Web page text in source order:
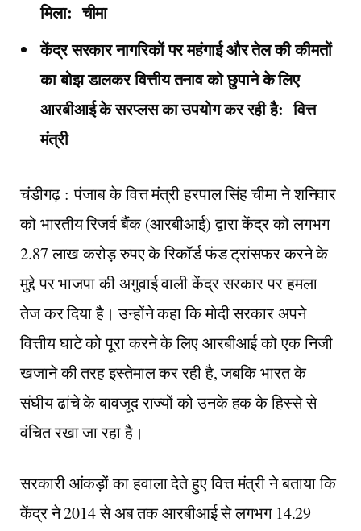
मिला: चीमा
केंद्र सरकार नागरिकों पर महंगाई और तेल की कीमतों
का बोझ डालकर वित्तीय तनाव को छुपाने के लिए
आरबीआई के सरप्लस का उपयोग कर रही है: वित्त
मंत्री
चंडीगढ़ : पंजाब के वित्त मंत्री हरपाल सिंह चीमा ने शनिवार
को भारतीय रिजर्व बैंक (आरबीआई) द्वारा केंद्र को लगभग
2.87 लाख करोड़ रुपए के रिकॉर्ड फंड ट्रांसफर करने के
मुद्दे पर भाजपा की अगुवाई वाली केंद्र सरकार पर हमला
तेज कर दिया है। उन्होंने कहा कि मोदी सरकार अपने
वित्तीय घाटे को पूरा करने के लिए आरबीआई को एक निजी
खजाने की तरह इस्तेमाल कर रही है, जबकि भारत के
संघीय ढांचे के बावजूद राज्यों को उनके हक के हिस्से से
वंचित रखा जा रहा है।
सरकारी आंकड़ों का हवाला देते हुए वित्त मंत्री ने बताया कि
केंद्र ने 2014 से अब तक आरबीआई से लगभग 14.29